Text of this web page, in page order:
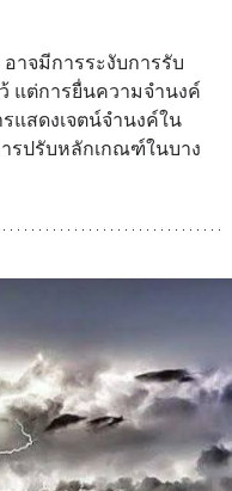
าจมีการระงับการรับ
แต่การยื่นความจำนงค์
แสดงเจตน์จำนงค์ใน
รปรับหลักเกณฑ์ในบาง